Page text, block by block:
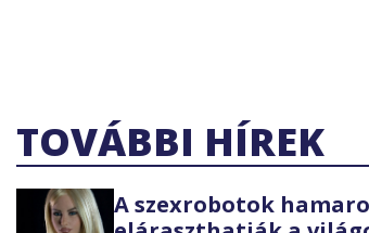
TOVÁBBI HÍREK
A szexrobotok